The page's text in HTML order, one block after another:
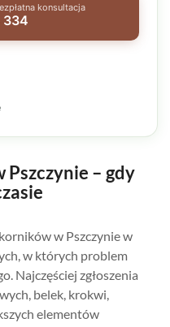
konsultacja
334
– gdy
w Pszczynie w
w których problem
Najczęściej zgłoszenia
belek, krokwi,
elementów